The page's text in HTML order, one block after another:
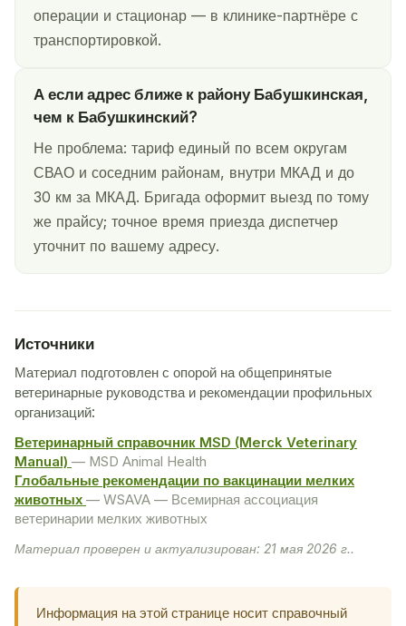
операции и стационар — в клинике-партнёре с
транспортировкой.
А если адрес ближе к району Бабушкинская,
чем к Бабушкинский?
Не проблема: тариф единый по всем округам
СВАО и соседним районам, внутри МКАД и до
30 км за МКАД. Бригада оформит выезд по тому
же прайсу; точное время приезда диспетчер
уточнит по вашему адресу.
Источники
Материал подготовлен с опорой на общепринятые
ветеринарные руководства и рекомендации профильных
организаций:
Ветеринарный справочник MSD (Merck Veterinary
Manual) — MSD Animal Health
Глобальные рекомендации по вакцинации мелких
животных — WSAVA — Всемирная ассоциация
ветеринарии мелких животных
Материал проверен и актуализирован: 21 мая 2026 г..
Информация на этой странице носит справочный